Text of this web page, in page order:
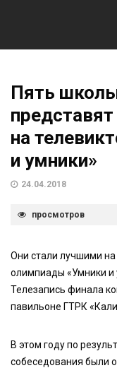
Пять
на
и умники»
24.04.2018
просмотров
Они стали лучшими
олимпиады «Умники и
Телезапись финала
павильоне ГТРК
В этом году по
собеседования были